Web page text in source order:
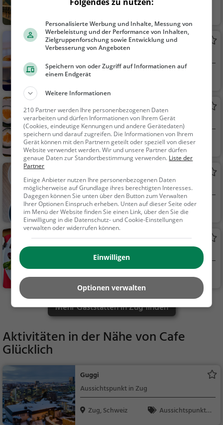
ein, Snacks / Getränk
e, Kaffee / Kuchen, Fr
ühstück, Gebäck / Tei
Starbucks
Café in Zug
Zug, Schweiz
Negishi Sushi Bar
Japanisches Restaurant in Zug
Zug, Schweiz
Restaurant, Sushi,
Asiatisch, Japanisch,
ssen, Vegetarisch
Café in Zug
Zug, Schweiz
Café, Kaffee / Kuc
hen, Frühstück, Gebä
Bären
Schweizerisches Restaurant in Zug
Zug, Schweiz
Restaurant, Schw
eizerisch, Regionalkü
che, Mittagessen, Ab
endessen
Mehr Gaststätten in Zug finden
Aktivitäten in der Nähe vonCafe
Glücklich
Guggi
Aussichtspunkt in Zug
Zug, Schweiz
Aussichtspunkt, F
Personalisierte Werbung und Inhalte, Messung von
Werbeleistung und der Performance von Inhalten,
Zielgruppenforschung sowie Entwicklung und
Verbesserung von Angeboten
Speichern von oder Zugriff auf Informationen auf
einem Endgerät
Weitere Informationen
210 Partner werden Ihre personenbezogenen Daten
verarbeiten und dürfen Informationen von Ihrem Gerät
(Cookies, eindeutige Kennungen und andere Gerätedaten)
speichern und darauf zugreifen. Die Informationen von Ihrem
Gerät können mit den Partnern geteilt oder speziell von dieser
Website verwendet werden. Wir und unsere Partner dürfen
genaue Daten zur Standortbestimmung verwenden. Liste der
Partner
Einige Anbieter nutzen Ihre personenbezogenen Daten
möglicherweise auf Grundlage ihres berechtigten Interesses.
Dagegen können Sie unten über den Button zum Verwalten
Ihrer Optionen Einspruch erheben. Unten auf dieser Seite oder
im Menü der Website finden Sie einen Link, über den Sie die
Einwilligung in die Datenschutz- und Cookie-Einstellungen
verwalten oder widerrufen können.
Einwilligen
Optionen verwalten